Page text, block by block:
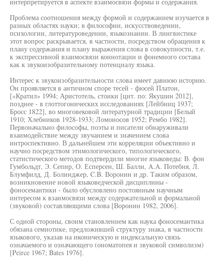
Проблема соотношения между формой и содержанием изучается в
разных областях науки; в философии, искусствоведении,
психологии, литературоведении, языкознании. В лингвистике
этот вопрос раскрывается, в частности, посредством обращения к
плану содержания и плану выражения слова в совокупности, т.е.
к экспрессивной взаимосвязи коннотации и фонемного состава
как к звукоизобразительному потенциалу языка.
Интерес к звукоизобразительности слова имеет давнюю историю.
Он проявляется в античном споре тесей - фюсей Платон,
[«Кратил» 1994; Аристотель, стоики [цит. по: Якушин 2012],
позднее - в глоттогонических исследованиях [Лейбниц 1937;
Бросс 1822], во многовековой литературной традиции [Белый
1910; Хлебников 1928-1933; Ломоносов 1952; Рембо 1982].
Первоначально философы, поэты и писатели обнаруживали
взаимодействие между звучанием и значением слова
интроспективно. В дальнейшем эти корреляции объективно и
научно посредством этимологического, типологического,
статистического методов подтвердили многие языковеды: В. фон
Гумбольдт, Э. Сепир, О. Есперсен, Ш. Балли, A.A. Потебня, Л.
Блумфилд, Д. Болинджер, C.B. Воронин и др. Таким образом,
возникновение новой языковедческой дисциплины -
фоносемантики - было обусловлено постоянным научным
интересом к взаимосвязи между содержательной и формальной
(звуковой) составляющими слова [Воронин 1982, 2006].
С одной стороны, своим становлением как наука фоносемантика
обязана семиотике, предложившей структуру знака, в частности
языкового, указав на иконическую и индексальную связь
означаемого и означающего (ономатопея и звуковой символизм)
[Peirce 1967; Bates 1976].